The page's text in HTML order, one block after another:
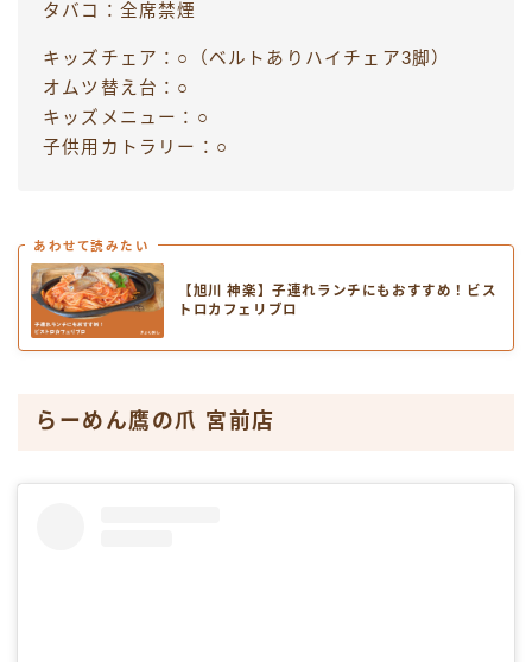
タバコ：全席禁煙
キッズチェア：○（ベルトありハイチェア3脚）
オムツ替え台：○
キッズメニュー：○
子供用カトラリー：○
あわせて読みたい
【旭川 神楽】子連れランチにもおすすめ！ビス
トロカフェリブロ
らーめん鷹の爪 宮前店